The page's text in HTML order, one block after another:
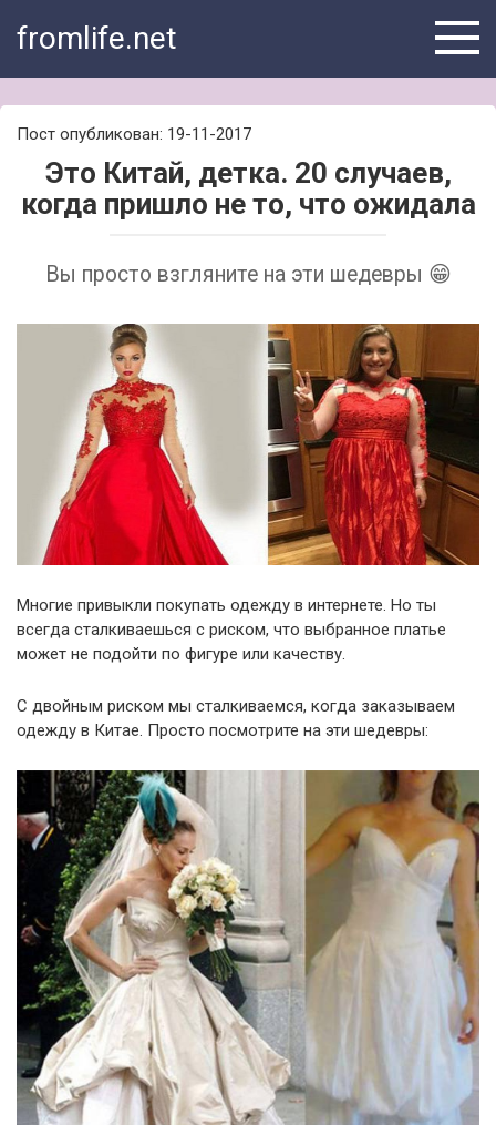
fromlife.net
Пост опубликован: 19-11-2017
Это Китай, детка. 20 случаев,
когда пришло не то, что ожидала
Вы просто взгляните на эти шедевры 😁
Многие привыкли покупать одежду в интернете. Но ты
всегда сталкиваешься с риском, что выбранное платье
может не подойти по фигуре или качеству.
С двойным риском мы сталкиваемся, когда заказываем
одежду в Китае. Просто посмотрите на эти шедевры: